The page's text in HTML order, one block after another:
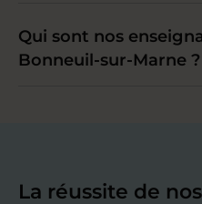
Qui sont nos
Bonneuil-sur-Marne ?
La réussite de